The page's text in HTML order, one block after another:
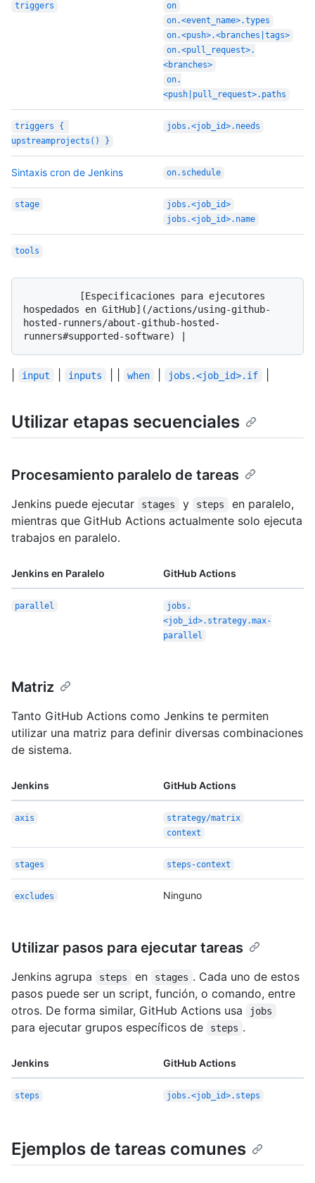
triggers
on
on.<event_name>.types
on.<push>.<branches|tags>
on.<pull_request>.
<branches>
on.
<push|pull_request>.paths
triggers {
upstreamprojects() }
jobs.<job_id>.needs
Sintaxis cron de Jenkins on.schedule
stage
jobs.<job_id>
jobs.<job_id>.name
tools
hospedados en GitHub](/actions/using-github-
hosted-runners/about-github-hosted-
input inputs when jobs.<job_id>.if
Utilizar etapas secuenciales
Procesamiento paralelo de tareas
Jenkins puede ejecutar stages y steps
en paralelo,
mientras que GitHub Actions actualmente solo ejecuta
trabajos en paralelo.
Jenkins en Paralelo GitHub Actions
parallel
jobs.
<job_id>.strategy.max-
parallel
Matriz
Tanto GitHub Actions como Jenkins te permiten
utilizar una matriz para definir diversas combinaciones
de sistema.
Jenkins GitHub Actions
axis
strategy/matrix
context
stages steps-context
excludes Ninguno
Utilizar pasos para ejecutar tareas
Jenkins agrupa steps en stages . Cada uno de estos
pasos puede ser un script, función, o comando, entre
otros. De forma similar, GitHub Actions usa
jobs
para ejecutar grupos específicos de steps .
Jenkins GitHub Actions
steps jobs.<job_id>.steps
Ejemplos de tareas comunes